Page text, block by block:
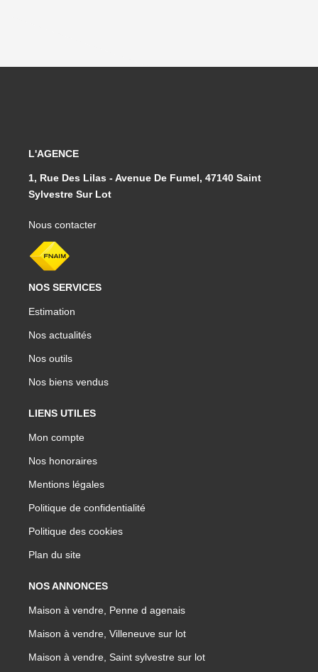
L'AGENCE
1, Rue Des Lilas - Avenue De Fumel, 47140 Saint
Sylvestre Sur Lot
Nous contacter
NOS SERVICES
Estimation
Nos actualités
Nos outils
Nos biens vendus
LIENS UTILES
Mon compte
Nos honoraires
Mentions légales
Politique de confidentialité
Politique des cookies
Plan du site
NOS ANNONCES
Maison à vendre, Penne d agenais
Maison à vendre, Villeneuve sur lot
Maison à vendre, Saint sylvestre sur lot